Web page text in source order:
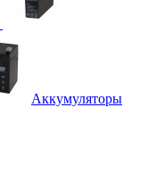
Аккумуляторы